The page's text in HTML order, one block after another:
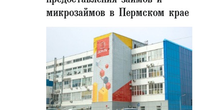
микрозаймов в Пермском крае